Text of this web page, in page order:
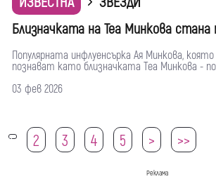
Близначката на Теа Минкова
Популярната инфлуенсърка Ая Минкова, която
познават като близначката Теа Минкова -
03 фев 2026
1 2 3 4 5 > >>
Реклама